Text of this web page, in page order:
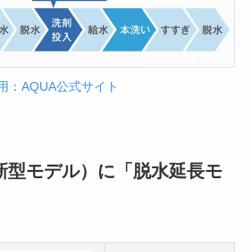
：AQUA公式サイト
型モデル）に「脱水延長モ